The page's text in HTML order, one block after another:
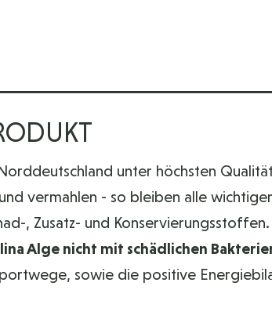
unter höchsten
vermahlen - so bleiben alle
, Zusatz- und Konservierungsstoffen.
Alge nicht mit schädlichen
sowie die positive